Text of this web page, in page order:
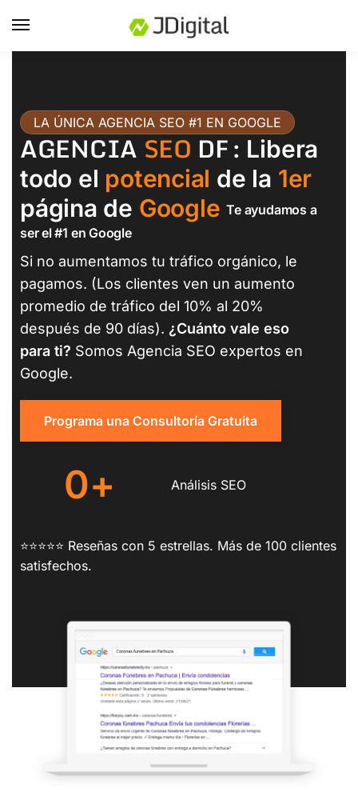
LA ÚNICA AGENCIA SEO #1 EN GOOGLE
AGENCIA SEO DF : Libera
todo el potencial de la 1er
página de Google Te ayudamos a
ser el #1 en Google
Si no aumentamos tu tráfico orgánico, le
pagamos. (Los clientes ven un aumento
promedio de tráfico del 10% al 20%
después de 90 días). ¿Cuánto vale eso
para ti? Somos Agencia SEO expertos en
Google.
Programa una Consultoría Gratuita
Análisis SEO
0+
⭐⭐⭐⭐⭐ Reseñas con 5 estrellas. Más de 100 clientes
satisfechos.